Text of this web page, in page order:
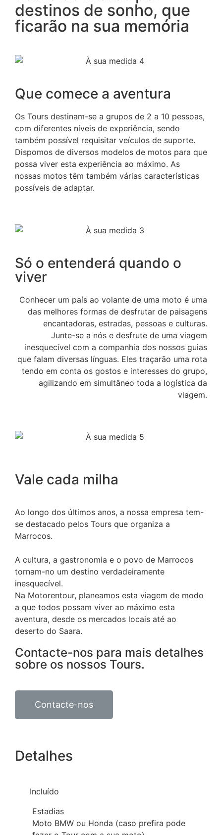
Só o entenderá quando o
viver
Conhecer um país ao volante de uma moto é uma
das melhores formas de desfrutar de paisagens
encantadoras, estradas, pessoas e culturas.
Junte-se a nós e desfrute de uma viagem
inesquecível com a companhia dos nossos guias
que falam diversas línguas. Eles traçarão uma rota
tendo em conta os gostos e interesses do grupo,
agilizando em simultâneo toda a logística da
viagem.
destinos de sonho, que
ficarão na sua memória
Que comece a aventura
Os Tours destinam-se a grupos de 2 a 10 pessoas,
com diferentes níveis de experiência, sendo
também possível requisitar veículos de suporte.
Dispomos de diversos modelos de motos para que
possa viver esta experiência ao máximo. As
nossas motos têm também várias características
possíveis de adaptar.
Vale cada milha
Ao longo dos últimos anos, a nossa empresa tem-
se destacado pelos Tours que organiza a
Marrocos.
A cultura, a gastronomia e o povo de Marrocos
tornam-no um destino verdadeiramente
inesquecível.
Na Motorentour, planeamos esta viagem de modo
a que todos possam viver ao máximo esta
aventura, desde os mercados locais até ao
deserto do Saara.
Contacte-nos para mais detalhes
sobre os nossos Tours.
Contacte-nos
Detalhes
Incluído
Estadias
Moto BMW ou Honda (caso prefira pode